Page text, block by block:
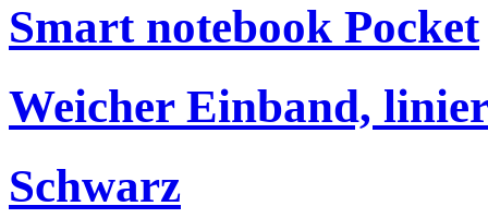
Smart notebook Pocket
Weicher Einband,
Schwarz